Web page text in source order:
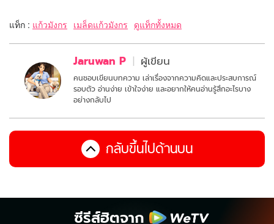
แท็ก : แก้วมังกร เมล็ดแก้วมังกร ดูแท็กทั้งหมด
Jaruwan P ผู้เขียน
คนชอบเขียนบทความ เล่าเรื่องจากความคิดและประสบการณ์
รอบตัว อ่านง่าย เข้าใจง่าย และอยากให้คนอ่านรู้สึกอะไรบาง
อย่างกลับไป
กลับขึ้นไปด้านบน
ซีรีส์ฮิตจาก